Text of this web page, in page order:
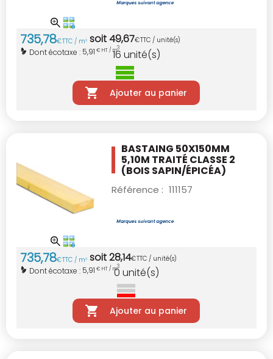
735,78€TTC / m3 soit49,67€TTC / unité(s)
Dont écotaxe : 5,91 € HT / m3
16 unité(s)
Ajouter au panier
BASTAING 50X150MM
5,10M TRAITÉ CLASSE 2
(BOIS SAPIN/ÉPICÉA)
Référence : 111157
735,78€TTC / m3 soit28,14€TTC / unité(s)
Dont écotaxe : 5,91 € HT / m3
0 unité(s)
Ajouter au panier